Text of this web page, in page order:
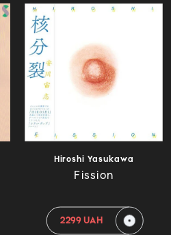
Hiroshi Yasukawa
Fission
2299 UAH